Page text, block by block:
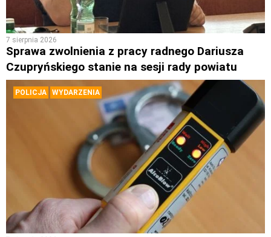
7 sierpnia 2026
Sprawa zwolnienia z pracy radnego Dariusza
Czupryńskiego stanie na sesji rady powiatu
POLICJA WYDARZENIA